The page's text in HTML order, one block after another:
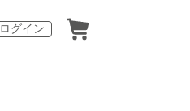
ログイン